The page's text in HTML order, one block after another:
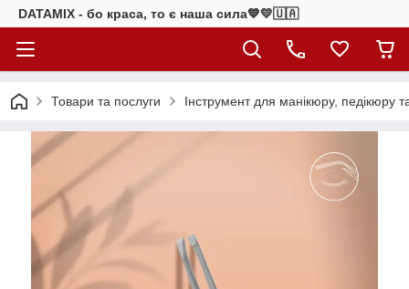
DATAMIX - бо краcа, то є наша сила​💙💛🇺🇦​
Товари та послуги Інструмент для манікюру, педікюру